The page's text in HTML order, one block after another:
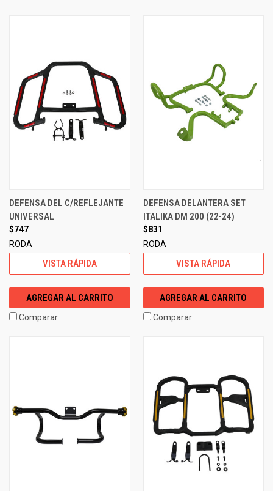
DEFENSA DEL C/REFLEJANTE
UNIVERSAL
$747
RODA
VISTA RÁPIDA
AGREGAR AL CARRITO
Comparar
DEFENSA DELANTERA SET
ITALIKA DM 200 (22-24)
$831
RODA
VISTA RÁPIDA
AGREGAR AL CARRITO
Comparar